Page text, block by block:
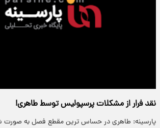
نقد فرار از مشکلات پرسپولیس توسط طاهری!
پارسینه: طاهری در حساس ترین مقطع فصل به صورت